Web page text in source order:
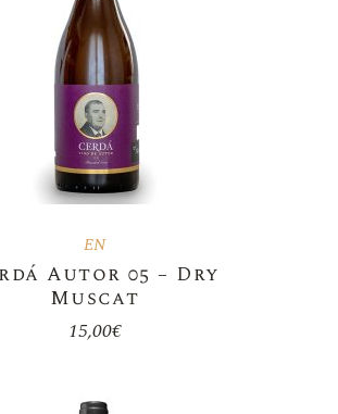
EN
Autor 05 – Dry
Muscat
15,00€